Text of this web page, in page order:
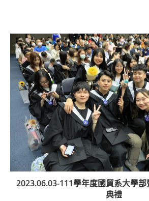
2023.06.03-111學年度國貿系大學
典禮